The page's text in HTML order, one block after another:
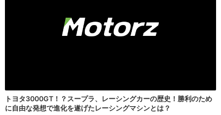
トヨタ3000GT！？スープラ、レーシングカーの歴史！勝利のため
に自由な発想で進化を遂げたレーシングマシンとは？